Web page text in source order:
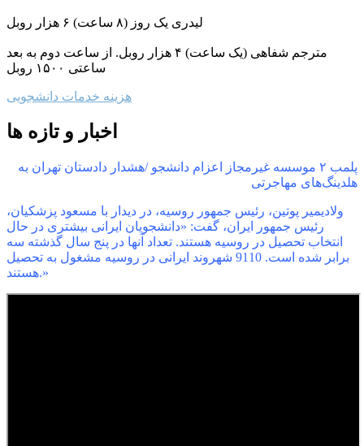
لیدری یک روز (۸ ساعت) ۶ هزار روبل
مترجم شفاهی (یک ساعت) ۴ هزار روبل. از ساعت دوم به بعد
ساعتی ۱۵۰۰ روبل
هزینه خدمات دانشجویی
اخبار و تازه ها
پلمب ۲ موسسه غیرمجاز اعزام دانشجو /هشدار دادستان تهران به
هلدینگ‌های مهاجرتی
ولادیمیر پوتین، رئیس جمهور روسیه، در دیدار با مسعود پزشکیان،
رئیس جمهور ایران، گفت: «دانشجویان ایرانی بیشتری در حال
انتخاب تحصیل در روسیه هستند. تعداد آنها در پنج سال گذشته سه
برابر شده است. 9110 شهروند ایرانی در روسیه مشغول به تحصیل
هستند.»